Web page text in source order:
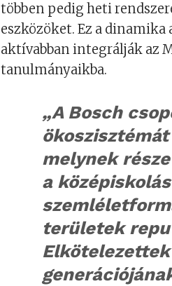
többen pedig heti
eszközöket. Ez a
aktívabban integrálják az
tanulmányaikba.
„A Bosch
melynek
a
területek